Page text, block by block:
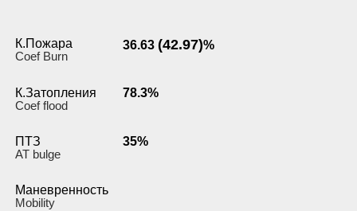
К.Пожара
Coef Burn
36.63 (42.97)%
К.Затопления
Coef flood
78.3%
ПТЗ
AT bulge
35%
Маневренность
Мobility